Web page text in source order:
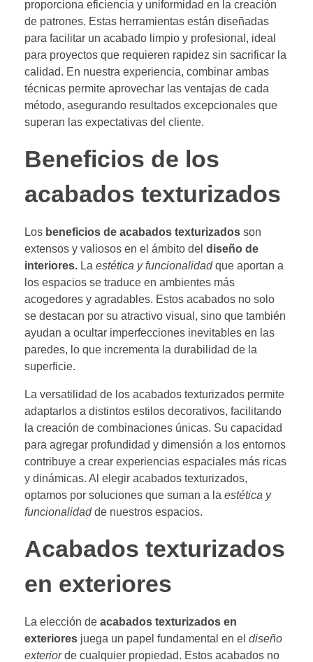
proporciona eficiencia y uniformidad en la creación
de patrones. Estas herramientas están diseñadas
para facilitar un acabado limpio y profesional, ideal
para proyectos que requieren rapidez sin sacrificar la
calidad. En nuestra experiencia, combinar ambas
técnicas permite aprovechar las ventajas de cada
método, asegurando resultados excepcionales que
superan las expectativas del cliente.
Beneficios de los
acabados texturizados
Los beneficios de acabados texturizados son
extensos y valiosos en el ámbito del diseño de
interiores. La estética y funcionalidadque aportan a
los espacios se traduce en ambientes más
acogedores y agradables. Estos acabados no solo
se destacan por su atractivo visual, sino que también
ayudan a ocultar imperfecciones inevitables en las
paredes, lo que incrementa la durabilidad de la
superficie.
La versatilidad de los acabados texturizados permite
adaptarlos a distintos estilos decorativos, facilitando
la creación de combinaciones únicas. Su capacidad
para agregar profundidad y dimensión a los entornos
contribuye a crear experiencias espaciales más ricas
y dinámicas. Al elegir acabados texturizados,
optamos por soluciones que suman a la estética y
funcionalidadde nuestros espacios.
Acabados texturizados
en exteriores
La elección de acabados texturizados en
exteriores juega un papel fundamental en el diseño
exteriorde cualquier propiedad. Estos acabados no